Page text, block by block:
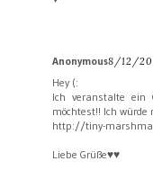
Anonymous8/12/
Hey (:
Ich veranstalte ein
möchtest!! Ich würde
http://tiny-
Liebe Grüße♥♥